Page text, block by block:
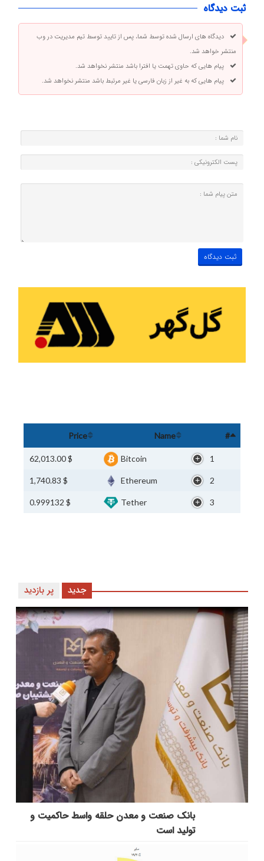
ثبت دیدگاه
دیدگاه های ارسال شده توسط شما، پس از تایید توسط تیم مدیریت در وب
منتشر خواهد شد.
پیام هایی که حاوی تهمت یا افترا باشد منتشر نخواهد شد.
پیام هایی که به غیر از زبان فارسی یا غیر مرتبط باشد منتشر نخواهد شد.
#
Name
Price
1
Bitcoin
$ 62,013.00
2
Ethereum
$ 1,740.83
3
Tether
$ 0.999132
پر بازدید جدید
بانك صنعت و معدن حلقه واسط حاكمیت و
تولید است